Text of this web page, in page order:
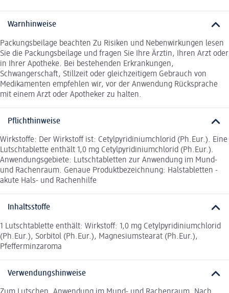
Warnhinweise
Packungsbeilage beachten Zu Risiken und Nebenwirkungen lesen
Sie die Packungsbeilage und fragen Sie Ihre Ärztin, Ihren Arzt oder
in Ihrer Apotheke. Bei bestehenden Erkrankungen,
Schwangerschaft, Stillzeit oder gleichzeitigem Gebrauch von
Medikamenten empfehlen wir, vor der Anwendung Rücksprache
mit einem Arzt oder Apotheker zu halten.
Pflichthinweise
Wirkstoffe: Der Wirkstoff ist: Cetylpyridiniumchlorid (Ph.Eur.). Eine
Lutschtablette enthält 1,0 mg Cetylpyridiniumchlorid (Ph.Eur.).
Anwendungsgebiete: Lutschtabletten zur Anwendung im Mund-
und Rachenraum. Genaue Produktbezeichnung: Halstabletten -
akute Hals- und Rachenhilfe
Inhaltsstoffe
1 Lutschtablette enthält: Wirkstoff: 1,0 mg Cetylpyridiniumchlorid
(Ph.Eur.), Sorbitol (Ph.Eur.), Magnesiumstearat (Ph.Eur.),
Pfefferminzaroma
Verwendungshinweise